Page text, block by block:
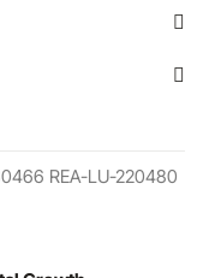
REA-LU-220480